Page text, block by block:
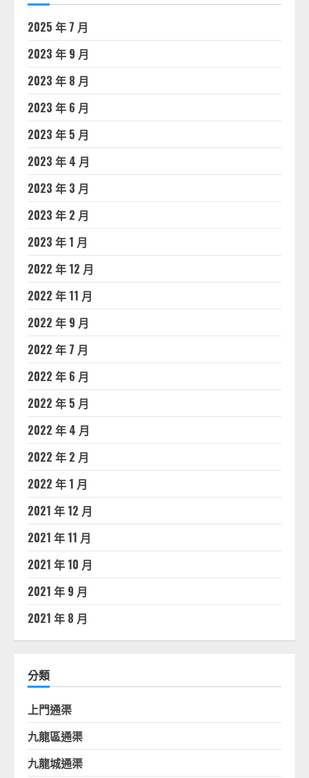
2025 年 7 月
2023 年 9 月
2023 年 8 月
2023 年 6 月
2023 年 5 月
2023 年 4 月
2023 年 3 月
2023 年 2 月
2023 年 1 月
2022 年 12 月
2022 年 11 月
2022 年 9 月
2022 年 7 月
2022 年 6 月
2022 年 5 月
2022 年 4 月
2022 年 2 月
2022 年 1 月
2021 年 12 月
2021 年 11 月
2021 年 10 月
2021 年 9 月
2021 年 8 月
分類
上門通渠
九龍區通渠
九龍城通渠